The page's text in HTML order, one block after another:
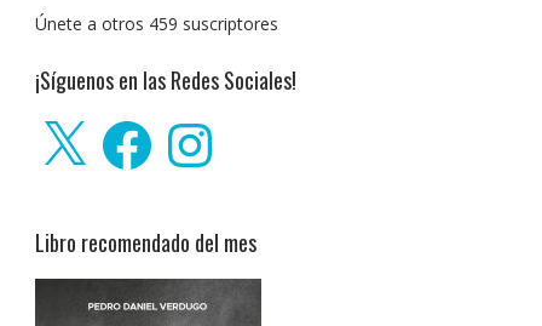
Únete a otros 459 suscriptores
¡Síguenos en las Redes Sociales!
FacebookInstagram
Libro recomendado del mes